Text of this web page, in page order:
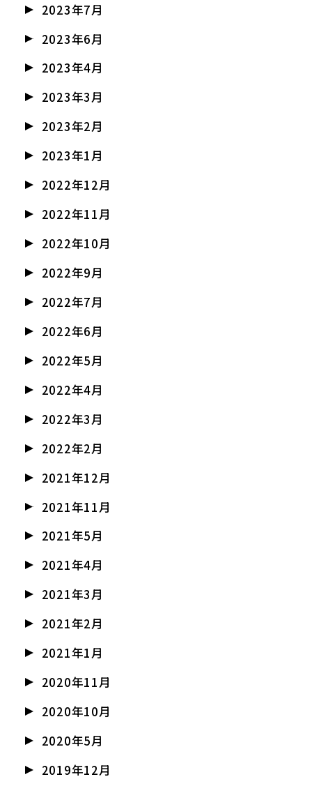
2023年7月
2023年6月
2023年4月
2023年3月
2023年2月
2023年1月
2022年12月
2022年11月
2022年10月
2022年9月
2022年7月
2022年6月
2022年5月
2022年4月
2022年3月
2022年2月
2021年12月
2021年11月
2021年5月
2021年4月
2021年3月
2021年2月
2021年1月
2020年11月
2020年10月
2020年5月
2019年12月